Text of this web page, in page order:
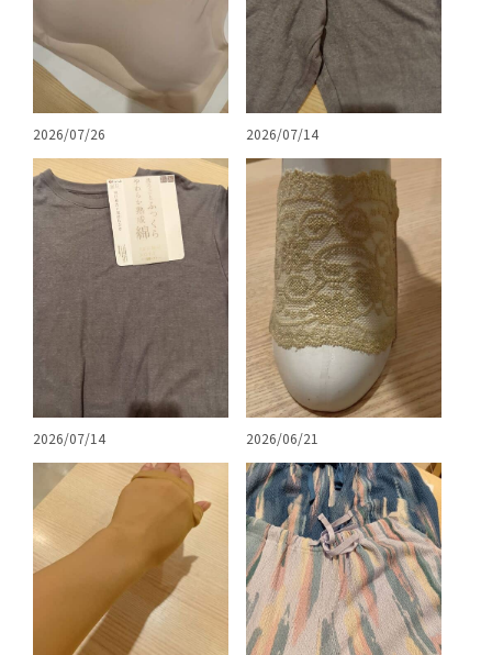
2026/07/26 2026/07/14
2026/07/14 2026/06/21